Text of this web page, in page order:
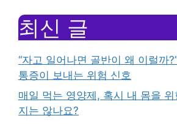
최신 글
“자고 일어나면 골반이 왜 이럴까
통증이 보내는 위험 신호
매일 먹는 영양제, 혹시 내 몸을 위
지는 않나요?